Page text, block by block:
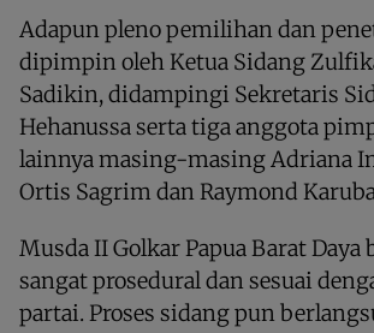
Adapun pleno pemilihan dan
dipimpin oleh Ketua Sidang
Sadikin, didampingi Sekretaris
Hehanussa serta tiga anggota
lainnya masing-masing Adriana
Ortis Sagrim dan Raymond
Musda II Golkar Papua Barat
sangat prosedural dan sesuai
partai. Proses sidang pun